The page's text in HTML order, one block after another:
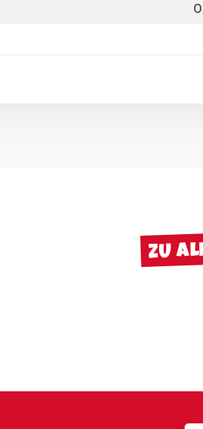
ZU